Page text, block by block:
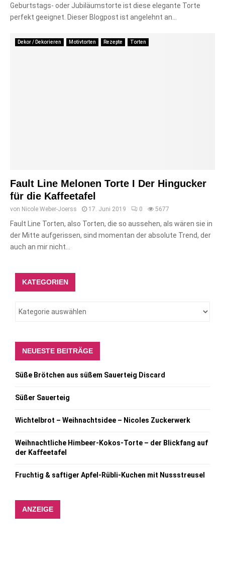
Geburtstags- oder Jubiläumstorte ist diese elegante Torte
perfekt geeignet. Dieser Blogpost ist angelehnt an...
Dekor / Dekorieren Motivtorten Rezepte Torten
Fault Line Melonen Torte I Der Hingucker
für die Kaffeetafel
von Nicole Weber-Joerss 17. Juni 2019 0 5677
Fault Line Torten, also Torten, die so aussehen, als wären sie in
der Mitte aufgerissen, sind momentan der absolute Trend, der
auch an mir nicht...
KATEGORIEN
NEUESTE BEITRÄGE
Süße Brötchen aus süßem Sauerteig Discard
Süßer Sauerteig
Wichtelbrot – Weihnachtsidee – Nicoles Zuckerwerk
Weihnachtliche Himbeer-Kokos-Torte – der Blickfang auf
der Kaffeetafel
Fruchtig & saftiger Apfel-Rübli-Kuchen mit Nussstreusel
ANZEIGE